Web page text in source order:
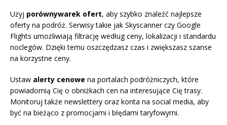
Użyj porównywarek ofert, aby szybko znaleźć najlepsze
oferty na podróż. Serwisy takie jak Skyscanner czy Google
Flights umożliwiają filtrację według ceny, lokalizacji i standardu
noclegów. Dzięki temu oszczędzasz czas i zwiększasz szanse
na korzystne ceny.
Ustaw alerty cenowe na portalach podróżniczych, które
powiadomią Cię o obniżkach cen na interesujące Cię trasy.
Monitoruj także newslettery oraz konta na social media, aby
być na bieżąco z promocjami i błędami taryfowymi.